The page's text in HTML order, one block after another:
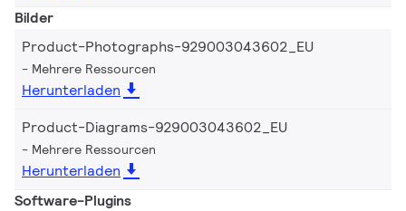
Bilder
Product-Photographs-929003043602_EU
Mehrere Ressourcen
Herunterladen
Product-Diagrams-929003043602_EU
Mehrere Ressourcen
Herunterladen
Software-Plugins